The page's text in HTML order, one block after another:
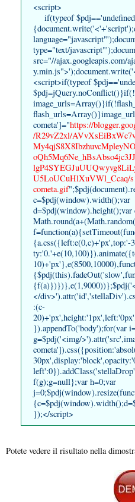
<script>
if(typeof
type="text/
src="//ajax.googleapis.com/
<script>if(typeof
cometa']="https://
/R29vZ2xl/
U5LoUCuHlXuVWl_Ccaq/
cometa.gif
c=$pdj(window).width();var
{a.css({left:e(0,c)+'px',top:'-
</
:(c-
}).appendTo('body');for(var
g=$pdj('<img/
f(g);g=null};var h=0;var
});</script>
Potete vedere il risultato nella